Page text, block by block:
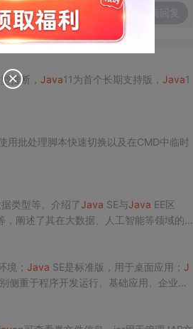
推断， Java11为首个长期支持版， Java1
用批处理脚本快速切换以及在CMD中临时
类型等。介绍了Java SE与Java EE区
阐述了其在大数据、人工智能等领域的
境； Java SE是标准版，用于桌面应用； J
侧重于程序开发运行、基础应用、企业级